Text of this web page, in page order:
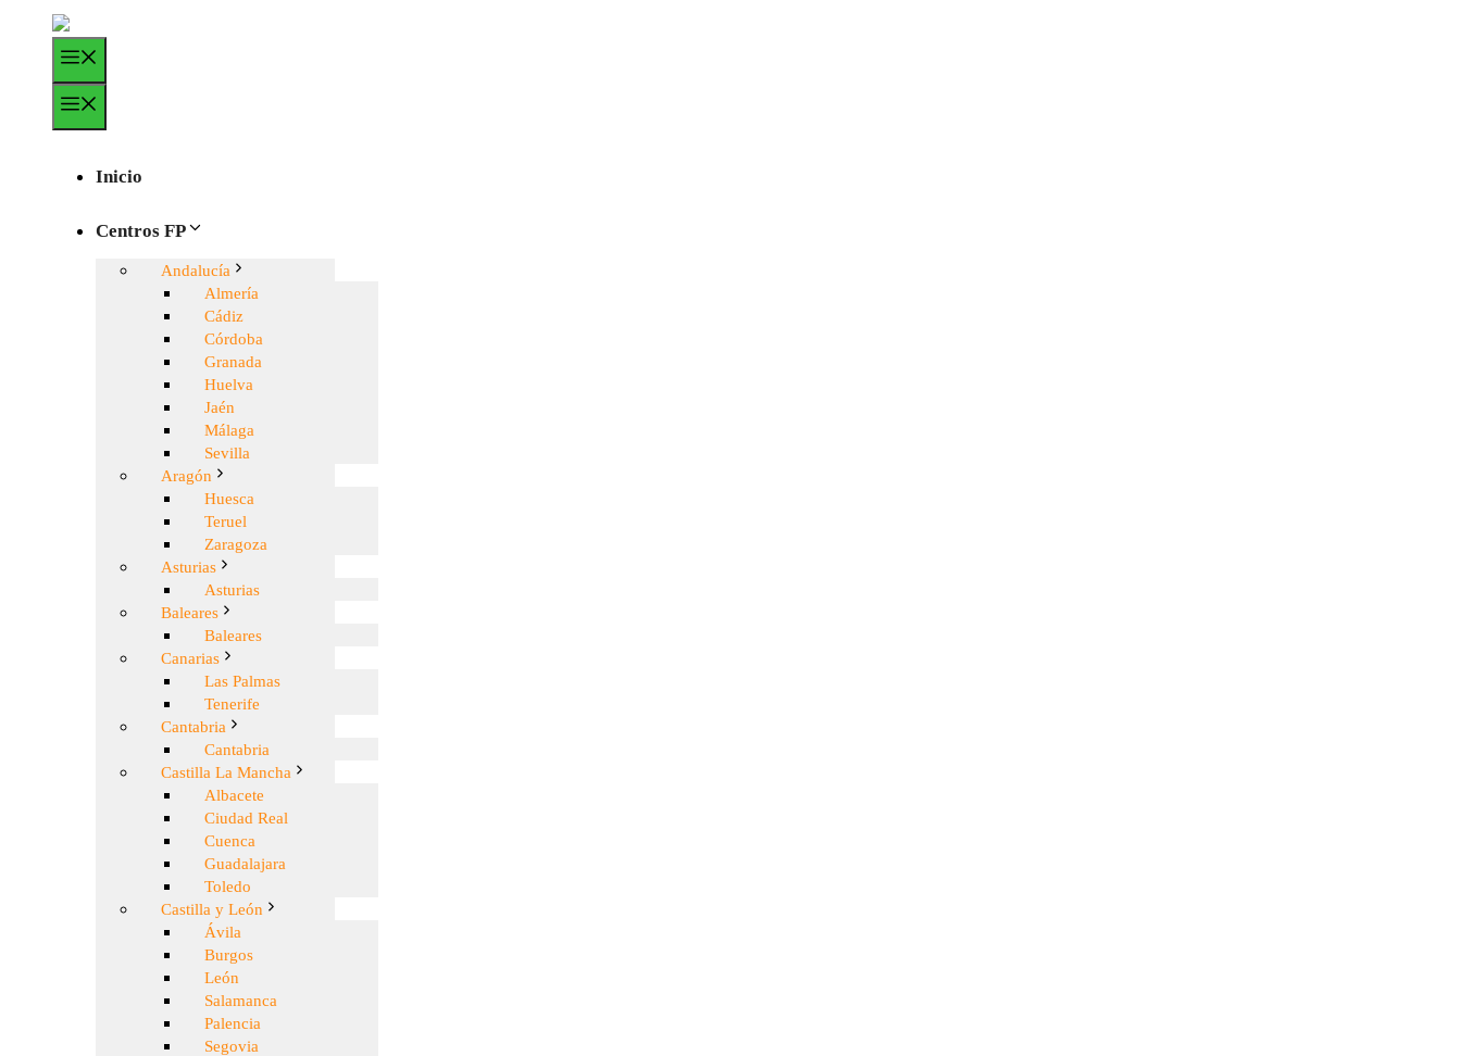
Saltar
contenido
Inicio
Centros FP
Andalucía
Almería
Cádiz
Córdoba
Granada
Huelva
Jaén
Málaga
Sevilla
Aragón
Huesca
Teruel
Zaragoza
Asturias
Asturias
Baleares
Baleares
Canarias
Las Palmas
Tenerife
Cantabria
Cantabria
Castilla La Mancha
Albacete
Ciudad Real
Cuenca
Guadalajara
Toledo
Castilla y León
Ávila
Burgos
León
Salamanca
Palencia
Segovia